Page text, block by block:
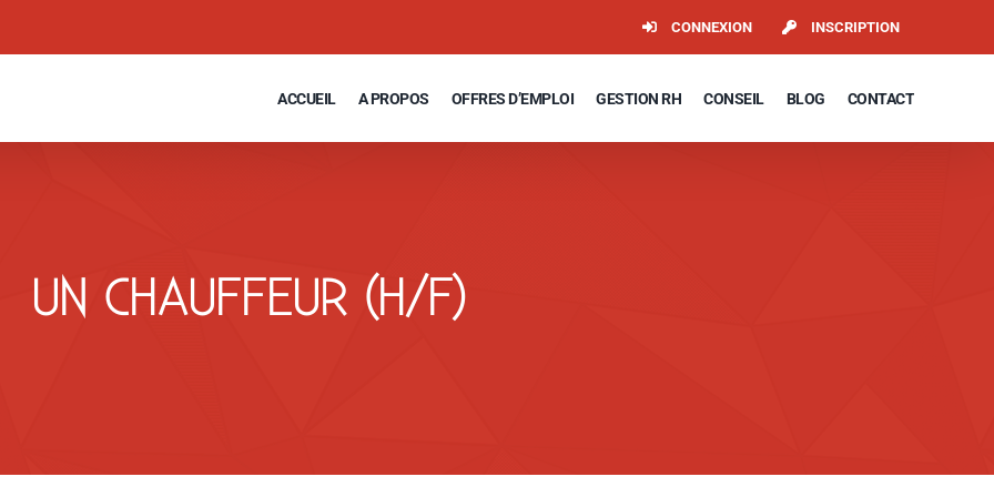
CONNEXION INSCRIPTION
ACCUEIL A PROPOS OFFRES D’EMPLOI GESTION RH CONSEIL BLOG CONTACT
UN CHAUFFEUR (H/F)